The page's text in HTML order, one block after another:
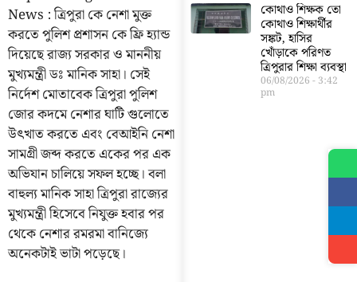
News : ত্রিপুরা কে নেশা মুক্ত
করতে পুলিশ প্রশাসন কে ফ্রি হ্যান্ড
দিয়েছে রাজ্য সরকার ও মাননীয়
মুখ্যমন্ত্রী ডঃ মানিক সাহা। সেই
নির্দেশ মোতাবেক ত্রিপুরা পুলিশ
জোর কদমে নেশার ঘাটি গুলোতে
উৎখাত করতে এবং বেআইনি নেশা
সামগ্রী জব্দ করতে একের পর এক
অভিযান চালিয়ে সফল হচ্ছে। বলা
বাহুল্য মানিক সাহা ত্রিপুরা রাজ্যের
মুখ্যমন্ত্রী হিসেবে নিযুক্ত হবার পর
থেকে নেশার রমরমা বানিজ্যে
অনেকটাই ভাটা পড়েছে।
কোথাও শিক্ষক তো
কোথাও শিক্ষার্থীর
সঙ্কট, হাসির
খোঁড়াকে পরিণত
ত্রিপুরার শিক্ষা ব্যবস্থা
06/08/2026 3:42
pm